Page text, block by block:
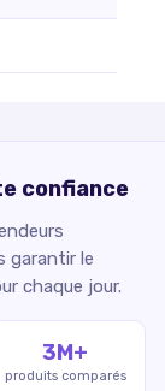
confiance
garantir le
chaque jour.
3M+
produits comparés